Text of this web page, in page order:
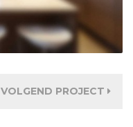
VOLGEND PROJECT